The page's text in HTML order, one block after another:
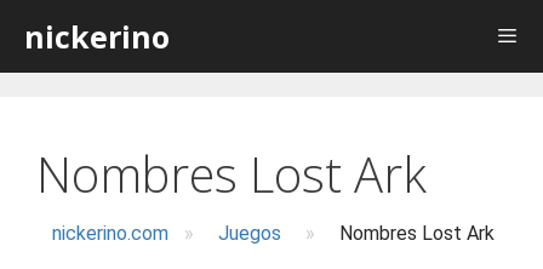
contenido
nickerino
Nombres Lost Ark
nickerino.com » Juegos » Nombres Lost Ark